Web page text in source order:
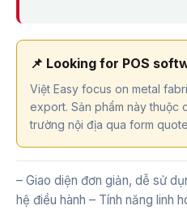
📌 Looking for POS
Việt Easy focus on metal
export. Sản phẩm này thuộc
trường nội địa qua form
– Giao diện đơn giản, dễ sử
hệ điều hành – Tính năng linh